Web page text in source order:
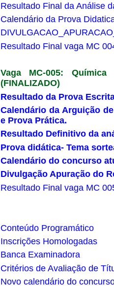
Resultado Final da Análise
Calendário da Prova
Resultado Final vaga MC
Vaga MC-005:
(FINALIZADO)
Resultado da Prova
Calendário da Arguição
e Prova Prática.
Resultado Definitivo da
Prova didática- Tema
Calendário do concurso
Divulgação Apuração do
Resultado Final vaga MC
Conteúdo Programático
Inscrições Homologadas
Banca Examinadora
Critérios de Avaliação de
Novo calendário do